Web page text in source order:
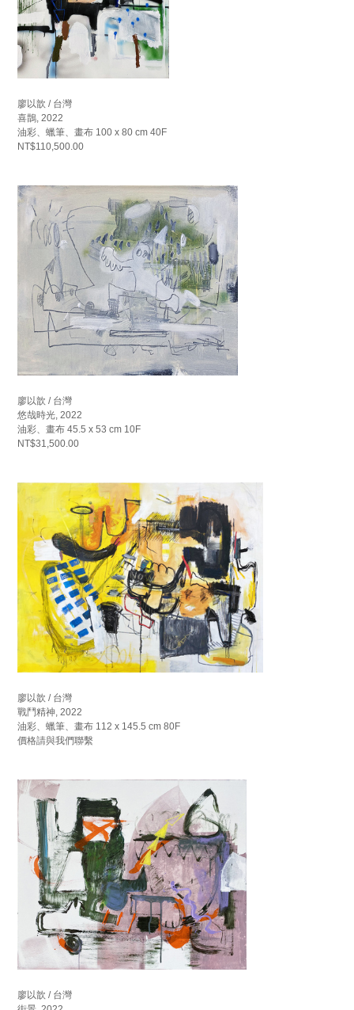
廖以歆 / 台灣
喜鵲, 2022
油彩、蠟筆、畫布 100 x 80 cm 40F
NT$110,500.00
廖以歆 / 台灣
悠哉時光, 2022
油彩、畫布 45.5 x 53 cm 10F
NT$31,500.00
廖以歆 / 台灣
戰鬥精神, 2022
油彩、蠟筆、畫布 112 x 145.5 cm 80F
價格請與我們聯繫
廖以歆 / 台灣